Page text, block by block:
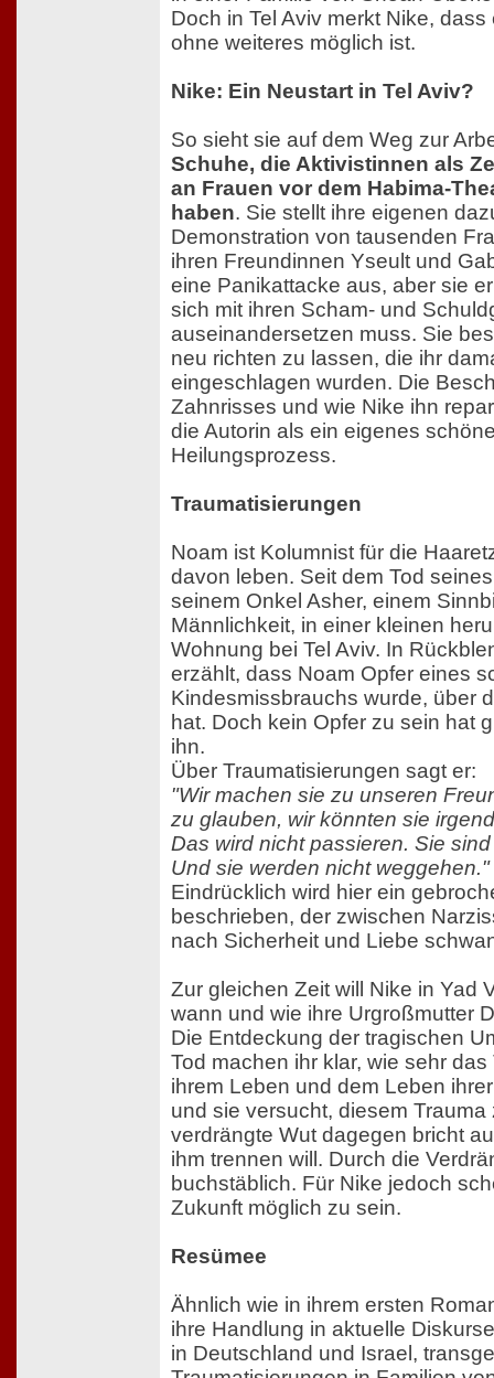
Doch in Tel Aviv merkt Nike,
ohne weiteres möglich ist.
Nike: Ein Neustart in Tel Aviv?
So sieht sie auf dem Weg zur
Schuhe, die Aktivistinnen als
an Frauen vor dem Habima-
haben. Sie stellt ihre eigenen
Demonstration von tausenden
ihren Freundinnen Yseult und
eine Panikattacke aus, aber sie
sich mit ihren Scham- und
auseinandersetzen muss. Sie
neu richten zu lassen, die ihr
eingeschlagen wurden. Die
Zahnrisses und wie Nike ihn
die Autorin als ein eigenes
Heilungsprozess.
Traumatisierungen
Noam ist Kolumnist für die
davon leben. Seit dem Tod
seinem Onkel Asher, einem
Männlichkeit, in einer kleinen
Wohnung bei Tel Aviv. In
erzählt, dass Noam Opfer eines
Kindesmissbrauchs wurde, über
hat. Doch kein Opfer zu sein hat
ihn.
Über Traumatisierungen sagt er:
"Wir machen sie zu unseren
zu glauben, wir könnten sie
Das wird nicht passieren. Sie
Und sie werden nicht weggehen."
Eindrücklich wird hier ein
beschrieben, der zwischen
nach Sicherheit und Liebe
Zur gleichen Zeit will Nike in Yad
wann und wie ihre Urgroßmutter
Die Entdeckung der tragischen
Tod machen ihr klar, wie sehr
ihrem Leben und dem Leben
und sie versucht, diesem
verdrängte Wut dagegen bricht
ihm trennen will. Durch die
buchstäblich. Für Nike jedoch
Zukunft möglich zu sein.
Resümee
Ähnlich wie in ihrem ersten
ihre Handlung in aktuelle
in Deutschland und Israel,